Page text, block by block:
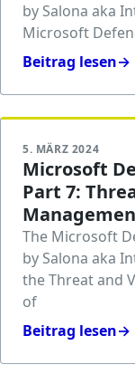
by Salona aka
Microsoft
Beitrag lesen→
5. MÄRZ 2024
Microsoft
Part 7:
The Microsoft
by Salona aka
the Threat and
of
Beitrag lesen→